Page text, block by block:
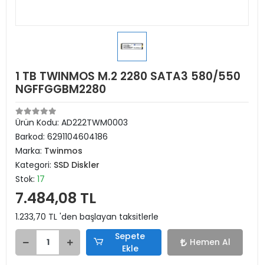
1 TB TWINMOS M.2 2280 SATA3 580/550
NGFFGGBM2280
Ürün Kodu: AD222TWM0003
Barkod: 6291104604186
Marka: Twinmos
Kategori: SSD Diskler
Stok: 17
7.484,08 TL
1.233,70 TL 'den başlayan taksitlerle
Sepete
Ekle
Hemen Al